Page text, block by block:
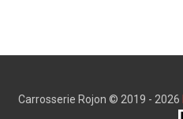
Carrosserie Rojon © 2019 - 2026